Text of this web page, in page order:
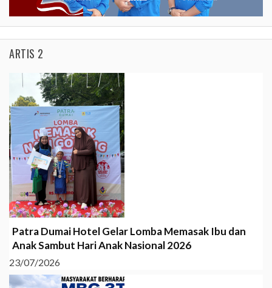
ARTIS 2
Patra Dumai Hotel Gelar Lomba Memasak Ibu dan
Anak Sambut Hari Anak Nasional 2026
23/07/2026